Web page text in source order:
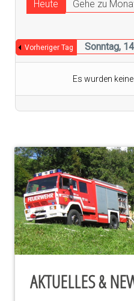
Heute
Gehe zu
Vorheriger Tag Sonntag,
Es wurden
AKTUELLES &